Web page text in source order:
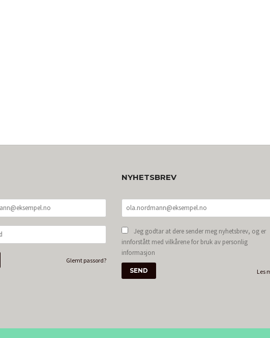
Glemt passord?
NYHETSBREV
Jeg godtar at dere sender meg nyhetsbrev, og er
innforstått med vilkårene for bruk av personlig
informasjon
Les